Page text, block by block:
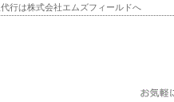
行は株式会社エムズフィールドへ